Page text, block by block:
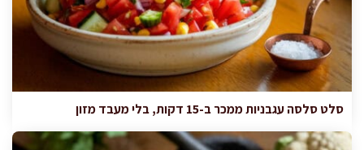
סלט סלסה עגבניות ממכר ב-15 דקות, בלי מעבד מזון